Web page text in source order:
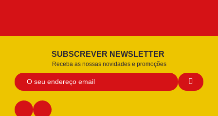
SUBSCREVER NEWSLETTER
Receba as nossas novidades e promoções